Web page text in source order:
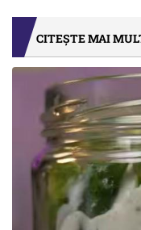
CITEȘTE MAI